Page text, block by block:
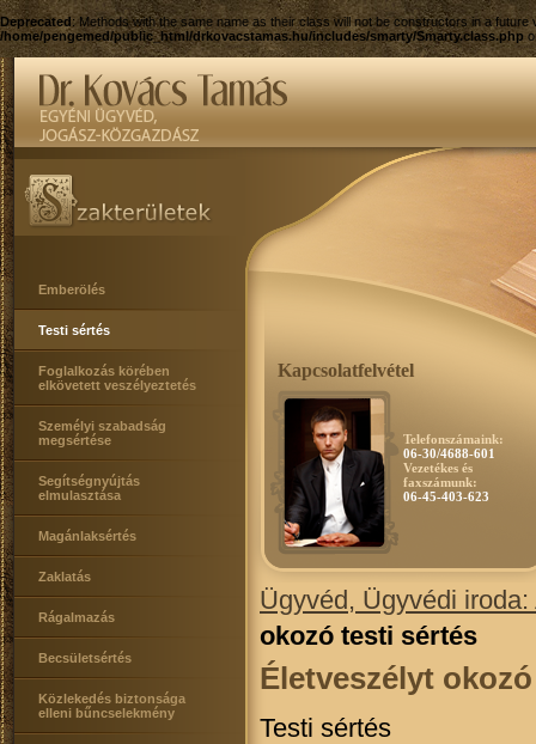
Deprecated: Methods with the same name as their class will not be constructors in a
/home/pengemed/public_html/drkovacstamas.hu/includes/smarty/Smarty.class.php
Emberölés
Testi sértés
Foglalkozás körében
elkövetett veszélyeztetés
Személyi szabadság
megsértése
Segítségnyújtás
elmulasztása
Magánlaksértés
Zaklatás
Rágalmazás
Becsületsértés
Közlekedés biztonsága
elleni bűncselekmény
Kapcsolatfelvétel
Telefonszámaink:
06-30/4688-601
Vezetékes és
faxszámunk:
06-45-403-623
Ügyvéd, Ügyvédi
okozó testi sértés
Életveszélyt
Testi sértés